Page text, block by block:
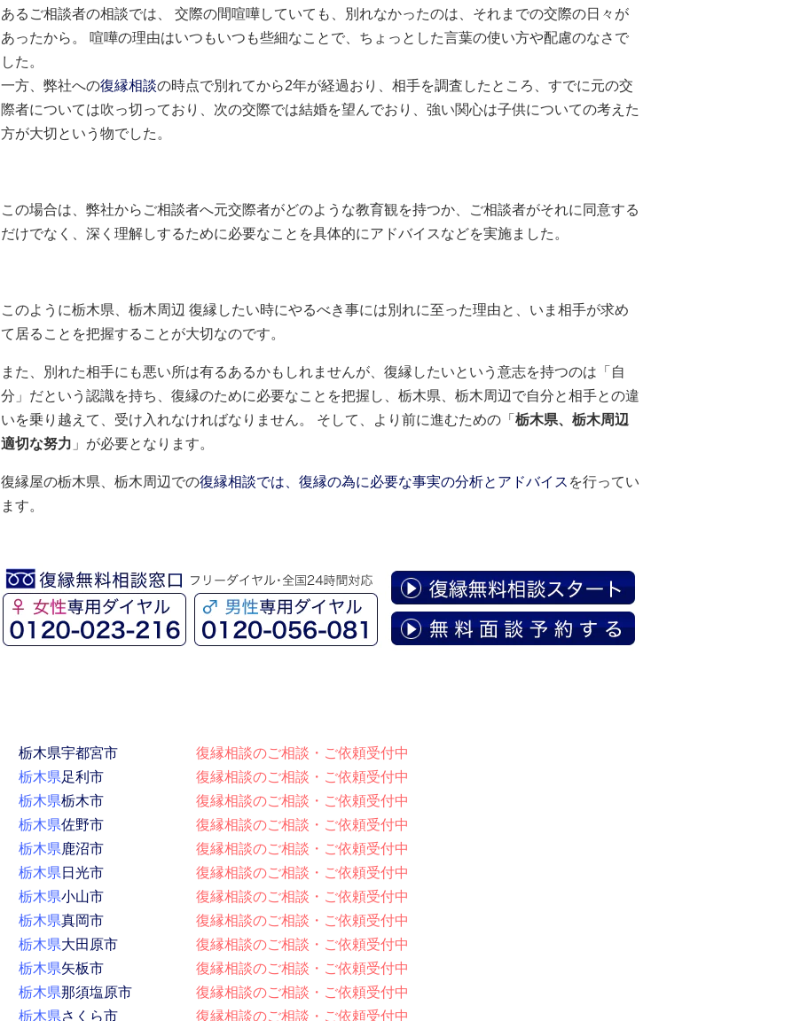
あるご相談者の相談では、 交際の間喧嘩していても、別れなかったのは、それまでの交際の日々が
あったから。 喧嘩の理由はいつもいつも些細なことで、ちょっとした言葉の使い方や配慮のなさで
した。
一方、弊社への復縁相談の時点で別れてから2年が経過おり、相手を調査したところ、すでに元の交
際者については吹っ切っており、次の交際では結婚を望んでおり、強い関心は子供についての考えた
方が大切という物でした。
この場合は、弊社からご相談者へ元交際者がどのような教育観を持つか、ご相談者がそれに同意する
だけでなく、深く理解しするために必要なことを具体的にアドバイスなどを実施ました。
このように栃木県、栃木周辺 復縁したい時にやるべき事には別れに至った理由と、いま相手が求め
て居ることを把握することが大切なのです。
また、別れた相手にも悪い所は有るあるかもしれませんが、復縁したいという意志を持つのは「自
分」だという認識を持ち、復縁のために必要なことを把握し、栃木県、栃木周辺で自分と相手との違
いを乗り越えて、受け入れなければなりません。 そして、より前に進むための「 栃木県、栃木周辺
適切な努力 」が必要となります。
復縁屋の栃木県、栃木周辺での復縁相談では、復縁の為に必要な事実の分析とアドバイス を行ってい
ます。
栃木県宇都宮市
復縁相談のご相談・ご依頼受付中
栃木県足利市
復縁相談のご相談・ご依頼受付中
栃木県栃木市
復縁相談のご相談・ご依頼受付中
栃木県佐野市
復縁相談のご相談・ご依頼受付中
栃木県鹿沼市
復縁相談のご相談・ご依頼受付中
栃木県 日光市
復縁相談のご相談・ご依頼受付中
栃木県小山市
復縁相談のご相談・ご依頼受付中
栃木県真岡市
復縁相談のご相談・ご依頼受付中
栃木県大田原市
復縁相談のご相談・ご依頼受付中
栃木県矢板市
復縁相談のご相談・ご依頼受付中
栃木県那須塩原市
復縁相談のご相談・ご依頼受付中
栃木県さくら市 復縁相談のご相談・ご依頼受付中